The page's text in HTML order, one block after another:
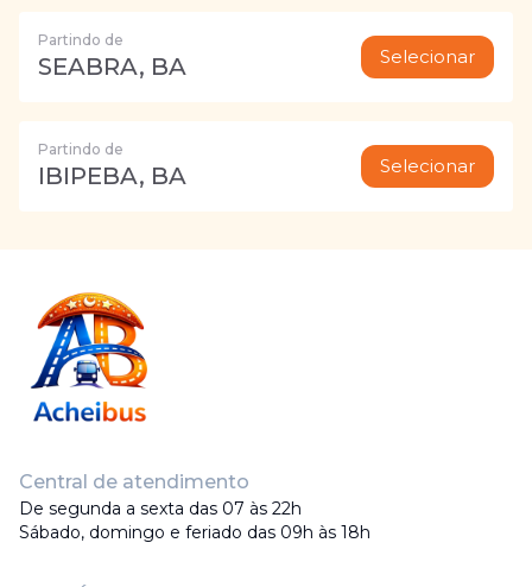
Partindo de
SEABRA, BA Selecionar
Partindo de
IBIPEBA, BA Selecionar
Central de atendimento
De segunda a sexta das 07 às 22h
Sábado, domingo e feriado das 09h às 18h